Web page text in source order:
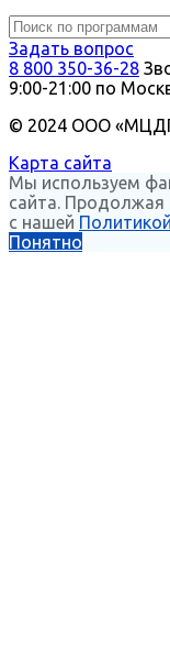
Задать вопрос
8 800 350-36-28
9:00-21:00 по
© 2024 ООО
Карта сайта
Мы используем
сайта. Продолжая
с нашей
Понятно